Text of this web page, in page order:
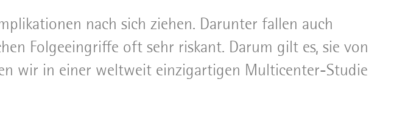
nach sich ziehen. Darunter fallen auch
Folgeeingriffe oft sehr riskant. Darum gilt es, sie von
wir in einer weltweit einzigartigen Multicenter-Studie